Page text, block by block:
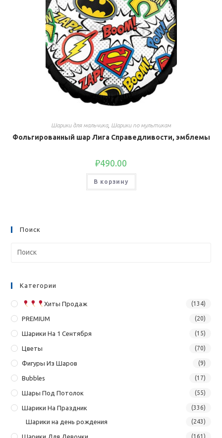
Шарики для мальчика, Шарики по мультикам
Фольгированный шар Лига Справедливости, эмблемы
₽490.00
В корзину
Поиск
Категории
Хиты Продаж (134)
PREMIUM (20)
Шарики На 1 Сентября (15)
Цветы (70)
Фигуры Из Шаров (9)
Bubbles (17)
Шары Под Потолок (55)
Шарики На Праздник (336)
Шарики на день рождения (243)
Шарики Для Девочки (161)